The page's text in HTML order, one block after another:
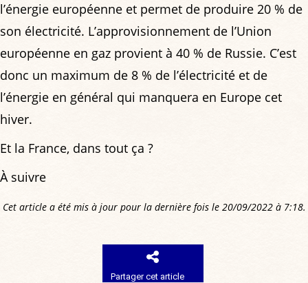
l’énergie européenne et permet de produire 20 % de
son électricité. L’approvisionnement de l’Union
européenne en gaz provient à 40 % de Russie. C’est
donc un maximum de 8 % de l’électricité et de
l’énergie en général qui manquera en Europe cet
hiver.
Et la France, dans tout ça ?
À suivre
Cet article a été mis à jour pour la dernière fois le 20/09/2022 à 7:18.
Partager cet article